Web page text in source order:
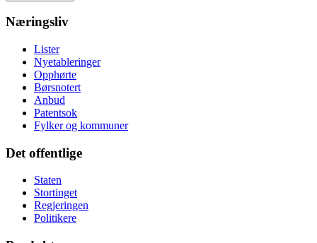
Næringsliv
Lister
Nyetableringer
Opphørte
Børsnotert
Anbud
Patentsok
Fylker og kommuner
Det offentlige
Staten
Stortinget
Regjeringen
Politikere